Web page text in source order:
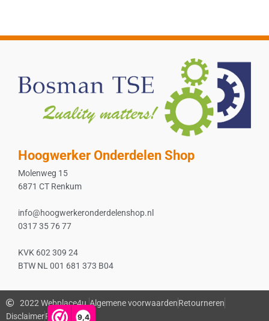
9,4
Hoogwerker Onderdelen Shop
Molenweg 15
6871 CT Renkum
info@hoogwerkeronderdelenshop.nl
0317 35 76 77
KVK 602 309 24
BTW NL 001 681 373 B04
2022 Webplace4u.Algemene voorwaardenRetourneren
DisclaimerPrivacybeleid